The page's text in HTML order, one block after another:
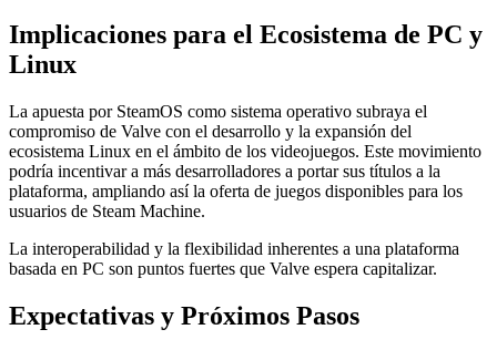
Implicaciones para el Ecosistema de PC y
Linux
La apuesta por SteamOS como sistema operativo subraya el
compromiso de Valve con el desarrollo y la expansión del
ecosistema Linux en el ámbito de los videojuegos. Este movimiento
podría incentivar a más desarrolladores a portar sus títulos a la
plataforma, ampliando así la oferta de juegos disponibles para los
usuarios de Steam Machine.
La interoperabilidad y la flexibilidad inherentes a una plataforma
basada en PC son puntos fuertes que Valve espera capitalizar.
Expectativas y Próximos Pasos